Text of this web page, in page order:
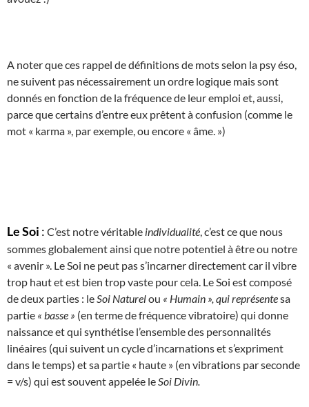
A noter que ces rappel de définitions de mots selon la psy éso,
ne suivent pas nécessairement un ordre logique mais sont
donnés en fonction de la fréquence de leur emploi et, aussi,
parce que certains d’entre eux prêtent à confusion (comme le
mot « karma », par exemple, ou encore « âme. »)
Le Soi : C’est notre véritable individualité , c’est ce que nous
sommes globalement ainsi que notre potentiel à être ou notre
« avenir ». Le Soi ne peut pas s’incarner directement car il vibre
trop haut et est bien trop vaste pour cela. Le Soi est composé
de deux parties : le Soi Naturelou « Humain », qui représentesa
partie « basse » (en terme de fréquence vibratoire) qui donne
naissance et qui synthétise l’ensemble des personnalités
linéaires (qui suivent un cycle d’incarnations et s’expriment
dans le temps) et sa partie « haute » (en vibrations par seconde
= v/s) qui est souvent appelée le Soi Divin.